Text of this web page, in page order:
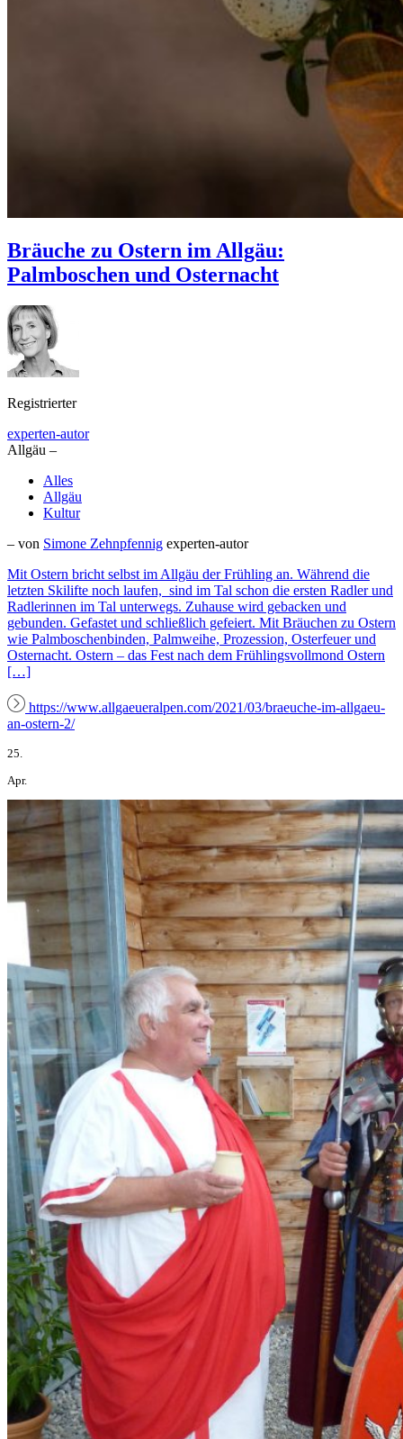
Bräuche zu Ostern im Allgäu:
Palmboschen und Osternacht
Registrierter
experten-autor
Allgäu –
Alles
Allgäu
Kultur
– von Simone Zehnpfennig experten-autor
Mit Ostern bricht selbst im Allgäu der Frühling an. Während die
letzten Skilifte noch laufen, sind im Tal schon die ersten Radler und
Radlerinnen im Tal unterwegs. Zuhause wird gebacken und
gebunden. Gefastet und schließlich gefeiert. Mit Bräuchen zu Ostern
wie Palmboschenbinden, Palmweihe, Prozession, Osterfeuer und
Osternacht. Ostern – das Fest nach dem Frühlingsvollmond Ostern
[…]
https://www.allgaeueralpen.com/2021/03/braeuche-im-allgaeu-
an-ostern-2/
25.
Apr.